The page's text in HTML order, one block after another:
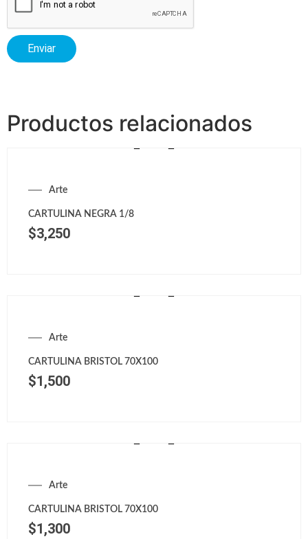
Productos relacionados
Arte
CARTULINA NEGRA 1/8
$3,250
Arte
CARTULINA BRISTOL 70X100
$1,500
Arte
CARTULINA BRISTOL 70X100
$1,300